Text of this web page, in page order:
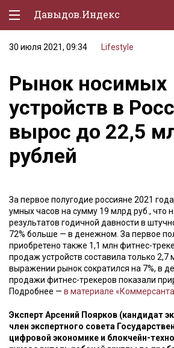
Давыдов.Индекс
Политическая жизнь
Экономика
Природа
Образование
Спорт
Lifestyle
Мурзилка
30 июля 2021, 09:34 Lifestyle
Рынок носимых
устройств в
вырос до 22,5
рублей
За первое полугодие россияне 2021
умных часов на сумму 19 млрд руб., что
результатов годичной давности в
72% больше — в денежном. За первое
приобретено также 1,1 млн фитнес-
продаж устройств составила только
выражении рынок сократился на 7%, в
продажи фитнес-трекеров показали
Подробнее — в материале
Эксперт Арсений Поярков (кандидат
член экспертного совета
цифровой экономике и блокчейн-